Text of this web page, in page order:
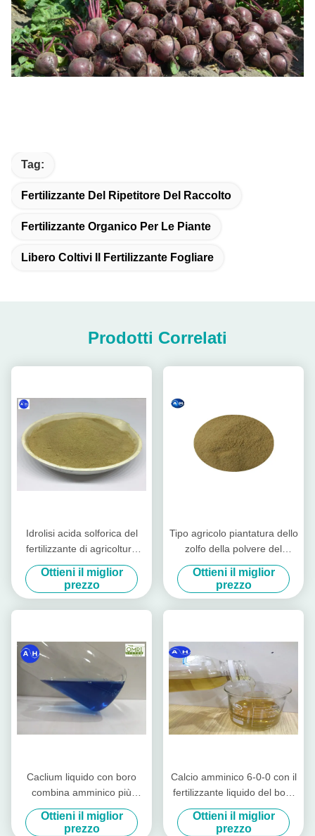
Tag:
Fertilizzante Del Ripetitore Del Raccolto
Fertilizzante Organico Per Le Piante
Libero Coltivi Il Fertilizzante Fogliare
Prodotti Correlati
Idrolisi acida solforica del
fertilizzante di agricoltura
dell'aminoacido senza cloro
per i raccolti di Tabacco
Ottieni il miglior
prezzo
Tipo agricolo piantatura dello
zolfo della polvere del
fertilizzante dell'aminoacido
di Tabacco
Ottieni il miglior
prezzo
Caclium liquido con boro
combina amminico più
fertilizzante fogliare su
aminoacido basato
Ottieni il miglior
prezzo
Calcio amminico 6-0-0 con il
fertilizzante liquido del boro
per le verdure nel giallo
Ottieni il miglior
prezzo